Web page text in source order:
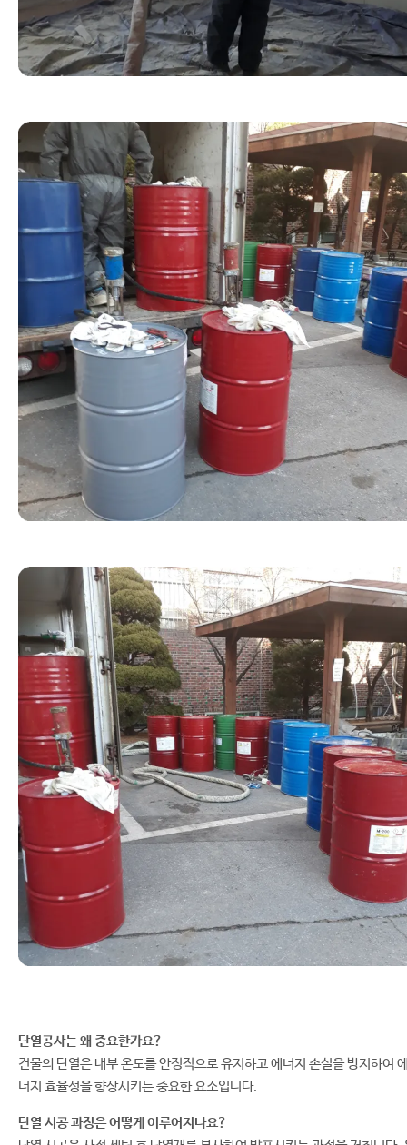
단열공사는 왜 중요한가요?
건물의 단열은 내부 온도를 안정적으로 유지하고 에너지 손실을 방지하여
너지 효율성을 향상시키는 중요한 요소입니다.
단열 시공 과정은 어떻게 이루어지나요?